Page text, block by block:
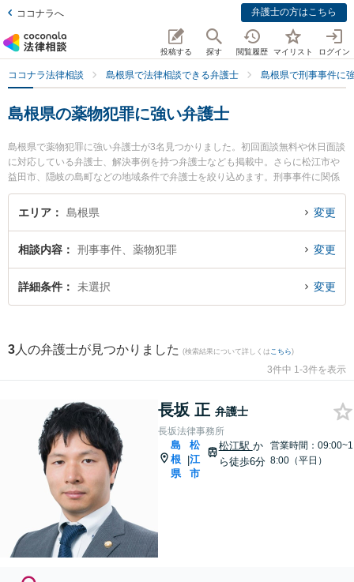
ココナラへ 弁護士の方はこちら
投稿する 探す 閲覧履歴 マイリスト ログイン
ココナラ法律相談 島根県で法律相談できる弁護士 島根県で刑事事件に
島根県の薬物犯罪に強い弁護士
島根県で薬物犯罪に強い弁護士が3名見つかりました。初回面談無料や休日面談
に対応している弁護士、解決事例を持つ弁護士なども掲載中。さらに松江市や
益田市、隠岐の島町などの地域条件で弁護士を絞り込めます。刑事事件に関係
する加害者側や少年犯罪、再犯・前科あり等の細かな分野での絞り込み検索も
でき便利です。特に長坂法律事務所の長坂 正弁護士や松村法律事務所の松村 健
した薬物犯罪のトラブルを今すぐに弁護士に相談したい』『薬物犯罪のトラブ
ル解決の実績豊富な近くの弁護士を検索したい』『初回相談無料で薬物犯罪を
法律相談できる島根県内の弁護士に相談予約したい』などでお困りの相談者さ
エリア 島根県 変更
相談内容 刑事事件、薬物犯罪 変更
詳細条件 未選択 変更
3 人の弁護士が見つかりました (検索結果について詳しくは こちら)
3件中 1-3件を表示
長坂 正 弁護士
長坂法律事務所
島
根
県
|
松
江
市
松江駅 か
ら徒歩6分
営業時間：09:00~1
8:00（平日）